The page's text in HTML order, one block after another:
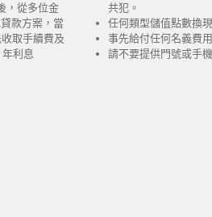
，從多位金
款方案，當
取手續費及
利息
共犯。
任何類型儲值點數換
事先給付任何名義費
請不要提供門號或手